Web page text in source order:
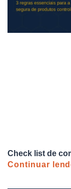
Check list de
Continuar